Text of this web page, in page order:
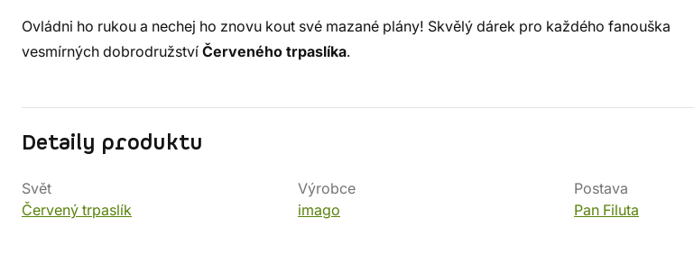
Ovládni ho rukou a nechej ho znovu kout své mazané plány! Skvělý dárek pro každého fanouška
vesmírných dobrodružství Červeného trpaslíka.
Detaily produktu
Svět
Červený trpaslík
Výrobce
imago
Postava
Pan Filuta